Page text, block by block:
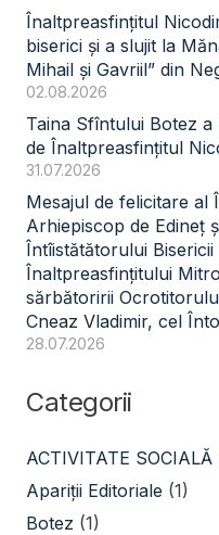
Înaltpreasfințitul
biserici și a slujit la
Mihail și Gavriil” din
02.08.2026
Taina Sfîntului Botez
de Înaltpreasfințitul
31.07.2026
Mesajul de felicitare al
Arhiepiscop de Edineț
Întîistătătorului
Înaltpreasfințitului
sărbătoririi
Cneaz Vladimir, cel
28.07.2026
Categorii
ACTIVITATE SOCIALĂ
Apariții Editoriale (1)
Botez (1)